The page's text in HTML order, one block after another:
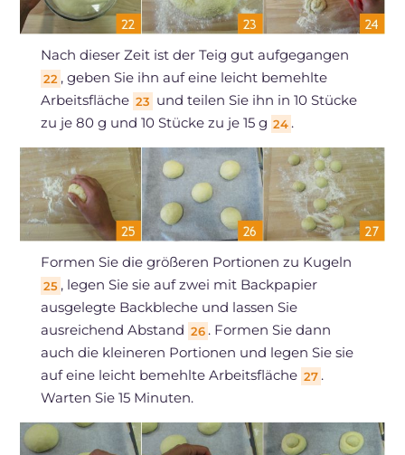
Nach dieser Zeit ist der Teig gut aufgegangen
22 , geben Sie ihn auf eine leicht bemehlte
Arbeitsfläche 23 und teilen Sie ihn in 10 Stücke
zu je 80 g und 10 Stücke zu je 15 g 24 .
Formen Sie die größeren Portionen zu Kugeln
25 , legen Sie sie auf zwei mit Backpapier
ausgelegte Backbleche und lassen Sie
ausreichend Abstand 26 . Formen Sie dann
auch die kleineren Portionen und legen Sie sie
auf eine leicht bemehlte Arbeitsfläche 27 .
Warten Sie 15 Minuten.